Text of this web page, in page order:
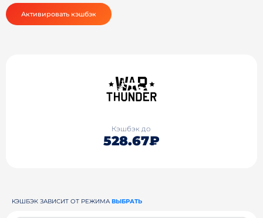
Активировать кэшбэк
Кэшбэк до
528.67₽
КЭШБЭК ЗАВИСИТ ОТ РЕЖИМА ВЫБРАТЬ